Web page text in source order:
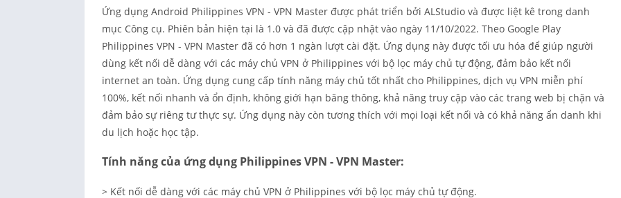
Bản đồ &
hướng
Y học
Âm nhạc &
thanh
Lựa chọn
người biên
Ứng dụng Android Philippines VPN - VPN Master được phát triển bởi ALStudio và được liệt kê trong danh
mục Công cụ. Phiên bản hiện tại là 1.0 và đã được cập nhật vào ngày 11/10/2022. Theo Google Play
Philippines VPN - VPN Master đã có hơn 1 ngàn lượt cài đặt. Ứng dụng này được tối ưu hóa để giúp người
dùng kết nối dễ dàng với các máy chủ VPN ở Philippines với bộ lọc máy chủ tự động, đảm bảo kết nối
internet an toàn. Ứng dụng cung cấp tính năng máy chủ tốt nhất cho Philippines, dịch vụ VPN miễn phí
100%, kết nối nhanh và ổn định, không giới hạn băng thông, khả năng truy cập vào các trang web bị chặn và
đảm bảo sự riêng tư thực sự. Ứng dụng này còn tương thích với mọi loại kết nối và có khả năng ẩn danh khi
du lịch hoặc học tập.
Tính năng của ứng dụng Philippines VPN - VPN Master:
> Kết nối dễ dàng với các máy chủ VPN ở Philippines với bộ lọc máy chủ tự động.